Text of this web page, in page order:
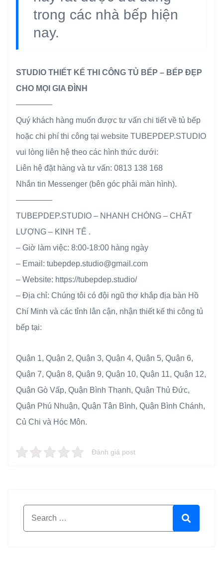
trong các nhà bếp hiện
nay.
STUDIO THIẾT KẾ THI CÔNG TỦ BẾP – BẾP ĐẸP
CHO MỌI GIA ĐÌNH
————–
Quý khách hàng muốn được tư vấn chi tiết về tủ bếp
hoặc chi phí thi công tại website TUBEPDEP.STUDIO
vui lòng liên hệ theo các hình thức dưới:
Liên hệ đặt hàng và tư vấn: 0813 138 168
Nhắn tin Messenger (bên góc phải màn hình).
————–
TUBEPDEP.STUDIO – NHANH CHÓNG – CHẤT
LƯỢNG – KINH TẾ .
– Giờ làm việc: 8:00-18:00 hàng ngày
– Email: tubepdep.studio@gmail.com
– Website: https://tubepdep.studio/
– Địa chỉ: Chúng tôi có đội ngũ thợ khắp địa bàn Hồ
Chí Minh và các tỉnh lân cận, nhận thiết kế thi công tủ
bếp tại:
Quận 1, Quận 2, Quận 3, Quận 4, Quận 5, Quận 6,
Quận 7, Quận 8, Quận 9, Quận 10, Quận 11, Quận 12,
Quận Gò Vấp, Quận Bình Thạnh, Quận Thủ Đức,
Quận Phú Nhuận, Quận Tân Bình, Quận Bình Chánh,
Củ Chi và Hóc Môn.
Đánh giá post